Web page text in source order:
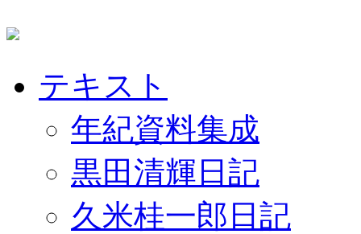
テキスト
年紀資料集成
黒田清輝日記
久米桂一郎日記